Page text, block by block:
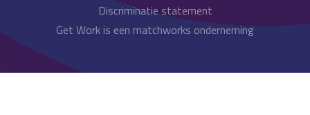
Discriminatie statement
Get Work is een matchworks onderneming